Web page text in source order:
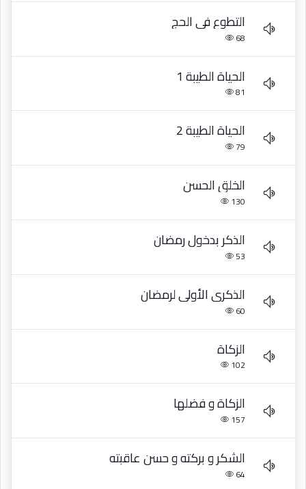
التطوع في الحج
68
الحياة الطيبة 1
81
الحياة الطيبة 2
79
الخلق الحسن
130
الذكر بدخول رمضان
53
الذكرى الأولى لرمضان
60
الزكاة
102
الزكاة و فضلها
157
الشكر و بركته و حسن عاقبته
64